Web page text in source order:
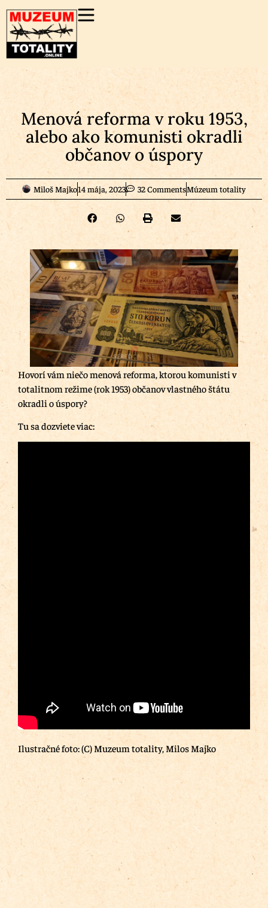
Menová reforma v roku 1953,
alebo ako komunisti okradli
občanov o úspory
Miloš Majko14 mája, 2023 32 CommentsMúzeum totality
Hovorí vám niečo menová reforma, ktorou komunisti v
totalitnom režime (rok 1953) občanov vlastného štátu
okradli o úspory?
Tu sa dozviete viac:
Ilustračné foto: (C) Muzeum totality, Milos Majko